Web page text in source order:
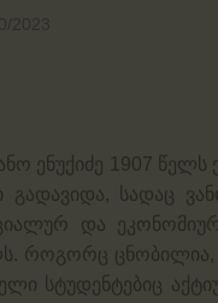
ენუქიძე 1907 წელს
სადაც
და
როგორც
სტუდენტებიც